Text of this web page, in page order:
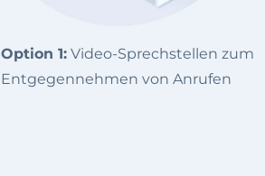
Option 1: Video-Sprechstellen zum
Entgegennehmen von Anrufen